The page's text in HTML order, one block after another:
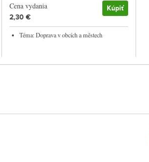
Cena vydania
2,30 €
Kúpiť
Téma: Doprava v obcích a městech